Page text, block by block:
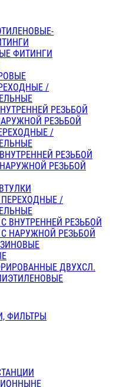
ФИТИНГИ
/
РЕЗЬБОЙ
РЕЗЬБОЙ
/
РЕЗЬБОЙ
РЕЗЬБОЙ
/
ВНУТРЕННЕЙ РЕЗЬБОЙ
НАРУЖНОЙ РЕЗЬБОЙ
ДВУХСЛ.
ФИЛЬТРЫ